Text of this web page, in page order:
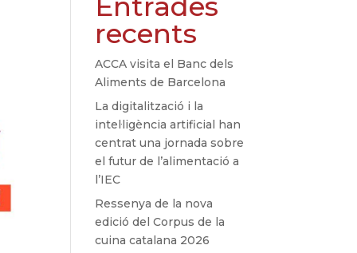
recents
ACCA visita el Banc dels
Aliments de Barcelona
La digitalització i la
intel·ligència artificial han
centrat una jornada sobre
el futur de l’alimentació a
l’IEC
Ressenya de la nova
edició del Corpus de la
cuina catalana 2026